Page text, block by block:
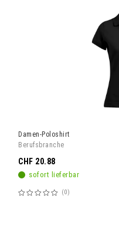
Damen-Poloshirt
Berufsbranche
sofort lieferbar
Bewertung:
0
CHF 20.88